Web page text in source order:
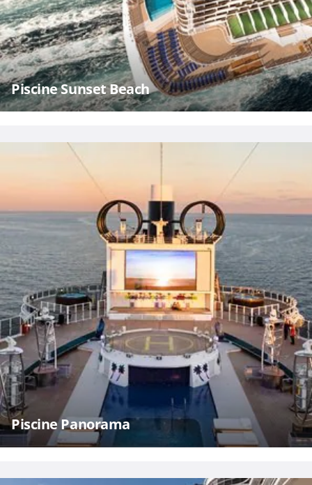
Piscine Sunset Beach
Piscine Panorama